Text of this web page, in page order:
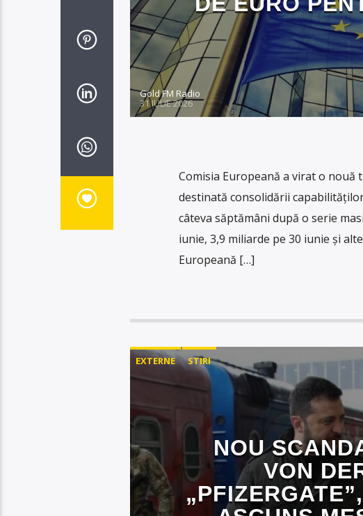
Gold FM Radio
31 IULIE 2026
Comisia Europeană a virat o nouă
destinată consolidării
câteva săptămâni după o serie
iunie, 3,9 miliarde pe 30 iunie și
Europeană […]
EXTERNE STIRI
NOU
VON